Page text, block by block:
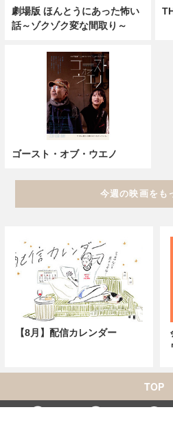
劇場版 ほんとうにあった怖い
話～ゾクゾク変な間取り～
ゴースト・オブ・ウエノ
今週の映画をも
【8月】配信カレンダー
TOP